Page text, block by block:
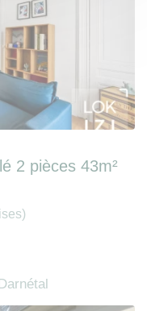
2 pièces 43m²